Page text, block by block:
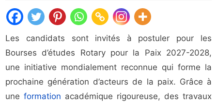
Les candidats sont invités à postuler pour les
Bourses d’études Rotary pour la Paix 2027-2028,
une initiative mondialement reconnue qui forme la
prochaine génération d’acteurs de la paix. Grâce à
uneformation académique rigoureuse, des travaux